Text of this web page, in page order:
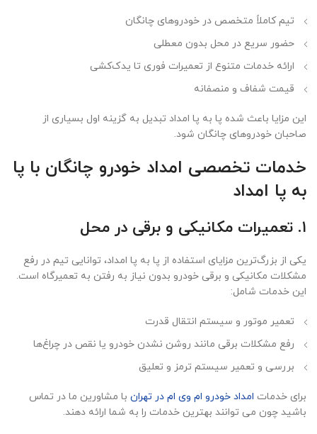
تیم کاملاً متخصص در خودروهای چانگان
حضور سریع در محل بدون معطلی
ارائه خدمات متنوع از تعمیرات فوری تا یدک‌کشی
قیمت شفاف و منصفانه
این مزایا باعث شده پا به پا امداد تبدیل به گزینه اول بسیاری از
صاحبان خودروهای چانگان شود.
خدمات تخصصی امداد خودرو چانگان با پا
به پا امداد
۱. تعمیرات مکانیکی و برقی در محل
یکی از بزرگ‌ترین مزایای استفاده از پا به پا امداد، توانایی تیم در رفع
مشکلات مکانیکی و برقی خودرو بدون نیاز به رفتن به تعمیرگاه است.
این خدمات شامل:
تعمیر موتور و سیستم انتقال قدرت
رفع مشکلات برقی مانند روشن نشدن خودرو یا نقص در چراغ‌ها
بررسی و تعمیر سیستم ترمز و تعلیق
برای خدمات امداد خودرو ام وی ام در تهران با مشاورین ما در تماس
باشید چون می توانند بهترین خدمات را به شما ارائه دهند.